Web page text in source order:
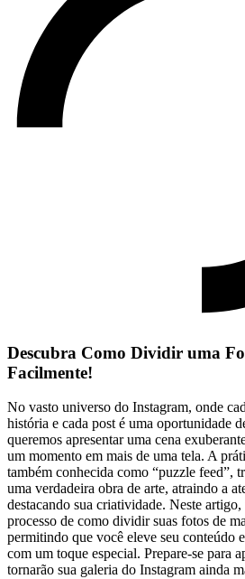
Descubra Como Dividir uma
⁢Facilmente!
No⁢ vasto universo do Instagram, onde
história e cada post é uma ⁢oportunidade
‌queremos apresentar uma cena
um momento em mais de uma tela. A
também conhecida como “puzzle ​feed”,
uma verdadeira obra de arte, ⁢atraindo a
destacando sua criatividade. Neste‌
processo de como dividir suas fotos de⁢
permitindo que você eleve seu conteúdo
com ⁢um⁤ toque especial. Prepare-se para
tornarão sua galeria do Instagram ainda